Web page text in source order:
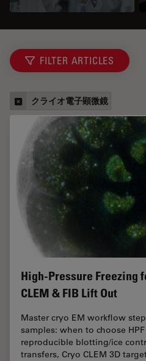
FILTER ARTICLES
クライオ電子顕微鏡
High-Pressure Freezing
CLEM & FIB Lift Out
Master cryo EM workflow
samples: when to choose
reproducible blotting/ice
transfers, Cryo CLEM 3D